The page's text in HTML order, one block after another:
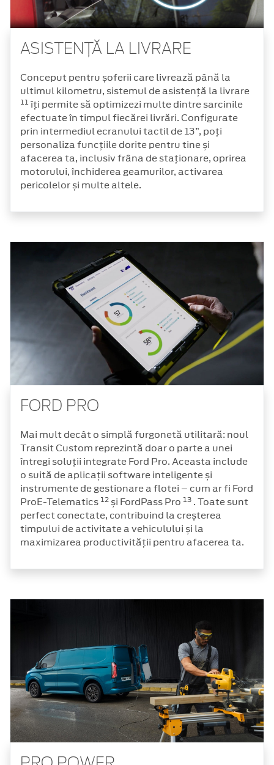
ASISTENȚĂ LA LIVRARE
Conceput pentru șoferii care livrează până la
ultimul kilometru, sistemul de asistență la livrare
11 îți permite să optimizezi multe dintre sarcinile
efectuate în timpul fiecărei livrări. Configurate
prin intermediul ecranului tactil de 13”, poți
personaliza funcțiile dorite pentru tine și
afacerea ta, inclusiv frâna de staționare, oprirea
motorului, închiderea geamurilor, activarea
pericolelor și multe altele.
FORD PRO
Mai mult decât o simplă furgonetă utilitară: noul
Transit Custom reprezintă doar o parte a unei
întregi soluții integrate Ford Pro. Aceasta include
o suită de aplicații software inteligente și
instrumente de gestionare a flotei – cum ar fi Ford
ProE-Telematics 12 și FordPass Pro 13 . Toate sunt
perfect conectate, contribuind la creșterea
timpului de activitate a vehiculului și la
maximizarea productivității pentru afacerea ta.